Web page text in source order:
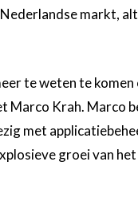
markt,
te weten te
Marco Krah. Marco
met
groei van